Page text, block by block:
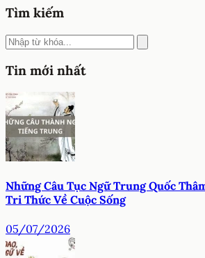
Tìm kiếm
Tin mới nhất
Những Câu Tục Ngữ Trung Quốc
Tri Thức Về Cuộc Sống
05/07/2026